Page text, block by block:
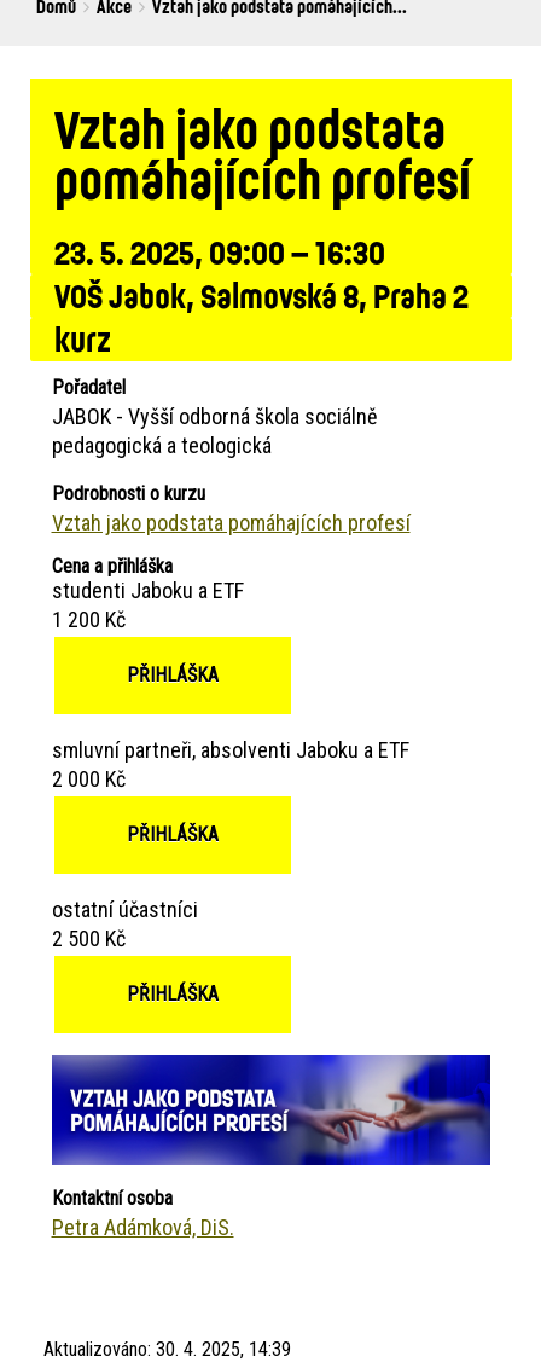
Breadcrumbs
You
Domů Akce Vztah jako podstata pomáhajících...
Vztah jako podstata
pomáhajících profesí
23. 5. 2025, 09:00 – 16:30
VOŠ Jabok, Salmovská 8, Praha 2
kurz
Pořadatel
JABOK - Vyšší odborná škola sociálně
pedagogická a teologická
Podrobnosti o kurzu
Vztah jako podstata pomáhajících profesí
Cena a přihláška
studenti Jaboku a ETF
1 200 Kč
PŘIHLÁŠKA
smluvní partneři, absolventi Jaboku a ETF
2 000 Kč
PŘIHLÁŠKA
ostatní účastníci
2 500 Kč
PŘIHLÁŠKA
Kontaktní osoba
Petra Adámková, DiS.
Aktualizováno: 30. 4. 2025, 14:39